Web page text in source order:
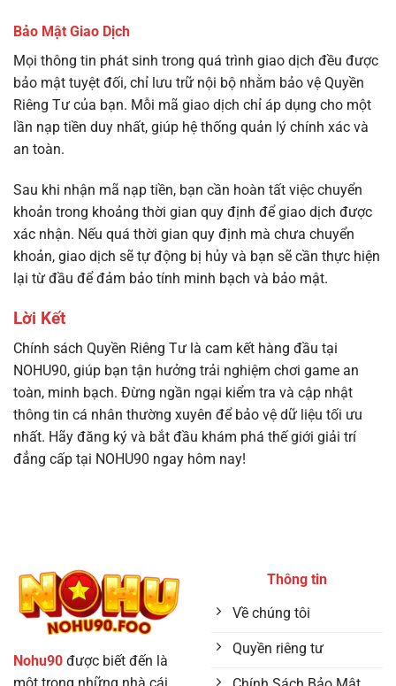
Bảo Mật Giao Dịch
Mọi thông tin phát sinh trong quá trình giao dịch đều được
bảo mật tuyệt đối, chỉ lưu trữ nội bộ nhằm bảo vệ Quyền
Riêng Tư của bạn. Mỗi mã giao dịch chỉ áp dụng cho một
lần nạp tiền duy nhất, giúp hệ thống quản lý chính xác và
an toàn.
Sau khi nhận mã nạp tiền, bạn cần hoàn tất việc chuyển
khoản trong khoảng thời gian quy định để giao dịch được
xác nhận. Nếu quá thời gian quy định mà chưa chuyển
khoản, giao dịch sẽ tự động bị hủy và bạn sẽ cần thực hiện
lại từ đầu để đảm bảo tính minh bạch và bảo mật.
Lời Kết
Chính sách Quyền Riêng Tư là cam kết hàng đầu tại
NOHU90, giúp bạn tận hưởng trải nghiệm chơi game an
toàn, minh bạch. Đừng ngần ngại kiểm tra và cập nhật
thông tin cá nhân thường xuyên để bảo vệ dữ liệu tối ưu
nhất. Hãy đăng ký và bắt đầu khám phá thế giới giải trí
đẳng cấp tại NOHU90 ngay hôm nay!
Nohu90 được biết đến là
một trong những nhà cái
Thông tin
Về chúng tôi
Quyền riêng tư